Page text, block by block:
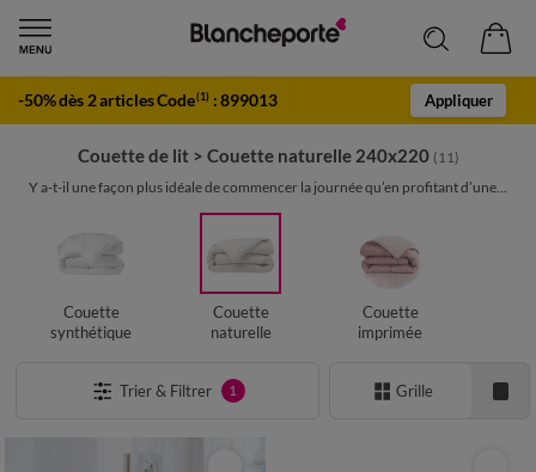
-50% dès 2 articles Code(1) :899013 Appliquer
Couette de lit > Couette naturelle 240x220 (11)
Y a-t-il une façon plus idéale de commencer la journée qu’en profitant d’une...
Couette
synthétique
Couette
naturelle
Couette
imprimée
Trier & Filtrer 1 Grille